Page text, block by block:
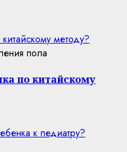
методу?
по китайскому
к педиатру?